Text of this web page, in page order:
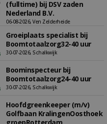
(fulltime) bij DSV zaden
Nederland B.V.
06-08-2026, Ven Zelderheide
Groeiplaats specialist bij
Boomtotaalzorg32-40 uur
30-07-2026, Schalkwijk
Boominspecteur bij
Boomtotaalzorg24-40 uur
30-07-2026, Schalkwijk
Hoofdgreenkeeper (m/v)
Golfbaan KralingenOosthoek